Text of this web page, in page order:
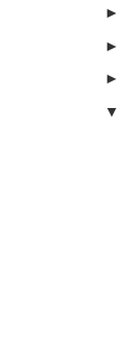
►
►
►
▼